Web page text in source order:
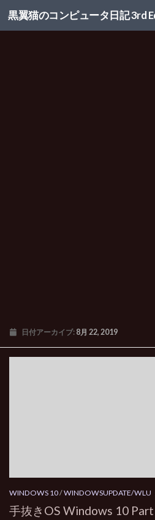
コンテンツへスキップ
黒翼猫のコンピュータ日記 3rd
日付アーカイブ: 8月 22, 2019
WINDOWS 10/WINDOWSUPDATE/WLU
手抜きOS Windows 10